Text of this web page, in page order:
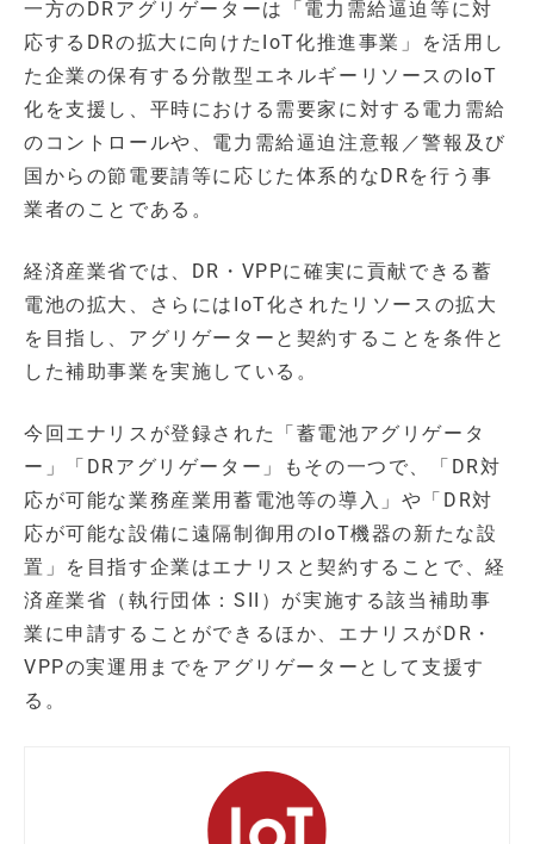
一方のDRアグリゲーターは「電力需給逼迫等に対
応するDRの拡大に向けたIoT化推進事業」を活用し
た企業の保有する分散型エネルギーリソースのIoT
化を支援し、平時における需要家に対する電力需給
のコントロールや、電力需給逼迫注意報／警報及び
国からの節電要請等に応じた体系的なDRを行う事
業者のことである。
経済産業省では、DR・VPPに確実に貢献できる蓄
電池の拡大、さらにはIoT化されたリソースの拡大
を目指し、アグリゲーターと契約することを条件と
した補助事業を実施している。
今回エナリスが登録された「蓄電池アグリゲータ
ー」「DRアグリゲーター」もその一つで、「DR対
応が可能な業務産業用蓄電池等の導入」や「DR対
応が可能な設備に遠隔制御用のIoT機器の新たな設
置」を目指す企業はエナリスと契約することで、経
済産業省（執行団体：SII）が実施する該当補助事
業に申請することができるほか、エナリスがDR・
VPPの実運用までをアグリゲーターとして支援す
る。